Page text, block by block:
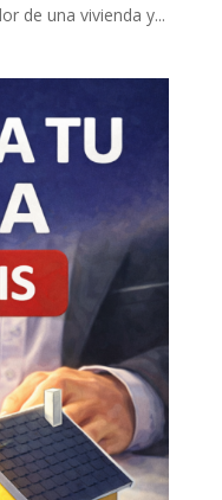
de una vivienda y...